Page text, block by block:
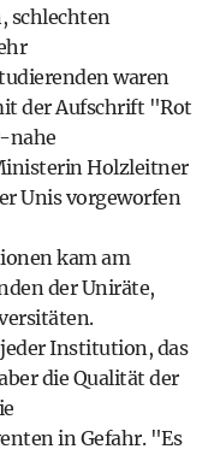
schlechten
waren
der Aufschrift "Rot
nahe
Holzleitner
Unis vorgeworfen
kam am
der Uniräte,
Institution, das
die Qualität der
in Gefahr. "Es